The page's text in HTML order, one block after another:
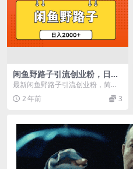
闲鱼野路子引流创业粉，日引
50+单日变现四位数
最新闲鱼野路子引流创业粉，简单
无脑，复制粘贴，轻轻松松日引50
+创业粉，单日变现...
2 年前 3